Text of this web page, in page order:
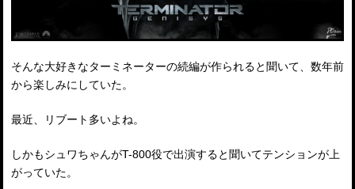
そんな大好きなターミネーターの続編が作られると聞いて、数年前
から楽しみにしていた。
最近、リブート多いよね。
しかもシュワちゃんがT-800役で出演すると聞いてテンションが上
がっていた。